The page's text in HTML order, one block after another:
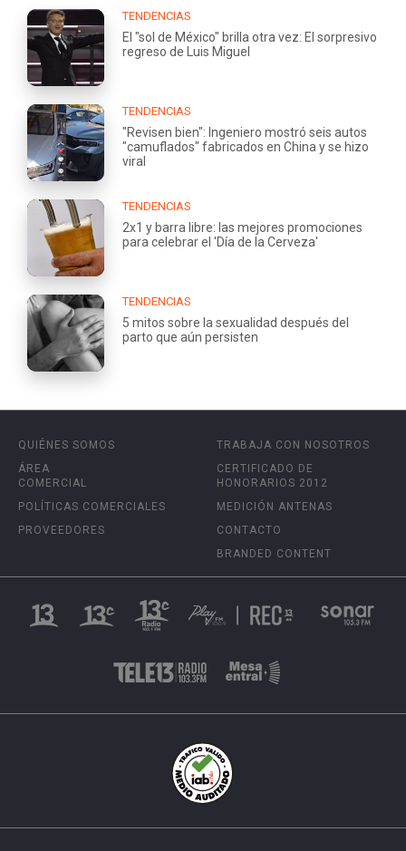
TENDENCIAS
El "sol de México" brilla otra vez: El sorpresivo
regreso de Luis Miguel
TENDENCIAS
"Revisen bien": Ingeniero mostró seis autos
"camuflados" fabricados en China y se hizo
viral
TENDENCIAS
2x1 y barra libre: las mejores promociones
para celebrar el 'Día de la Cerveza'
TENDENCIAS
5 mitos sobre la sexualidad después del
parto que aún persisten
QUIÉNES SOMOS
ÁREA
COMERCIAL
POLÍTICAS COMERCIALES
PROVEEDORES
TRABAJA CON NOSOTROS
CERTIFICADO DE
HONORARIOS 2012
MEDICIÓN ANTENAS
CONTACTO
BRANDED CONTENT